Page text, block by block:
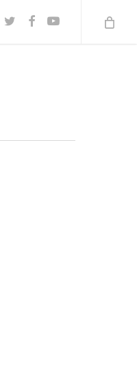
twitter facebookyoutube